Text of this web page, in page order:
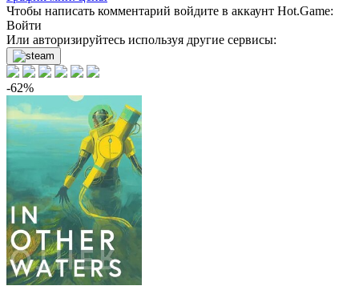
-5%
332 ₽купить
349 ₽купить
Чтобы написать комментарий войдите в аккаунт Hot.Game:
Войти
Или авторизируйтесь используя другие сервисы:
-62%